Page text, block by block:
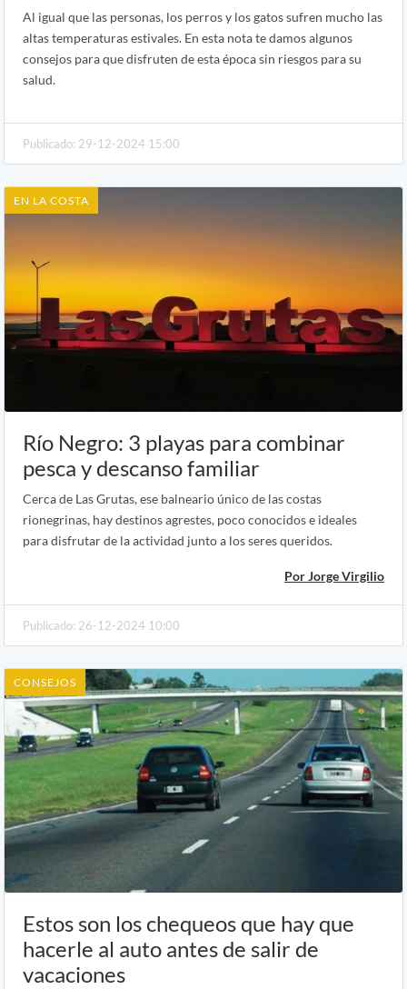
Al igual que las personas, los perros y los gatos sufren mucho las
altas temperaturas estivales. En esta nota te damos algunos
consejos para que disfruten de esta época sin riesgos para su
salud.
Publicado: 29-12-2024 15:00
EN LA COSTA
Río Negro: 3 playas para combinar
pesca y descanso familiar
Cerca de Las Grutas, ese balneario único de las costas
rionegrinas, hay destinos agrestes, poco conocidos e ideales
para disfrutar de la actividad junto a los seres queridos.
Por Jorge Virgilio
Publicado: 26-12-2024 10:00
CONSEJOS
Estos son los chequeos que hay que
hacerle al auto antes de salir de
vacaciones